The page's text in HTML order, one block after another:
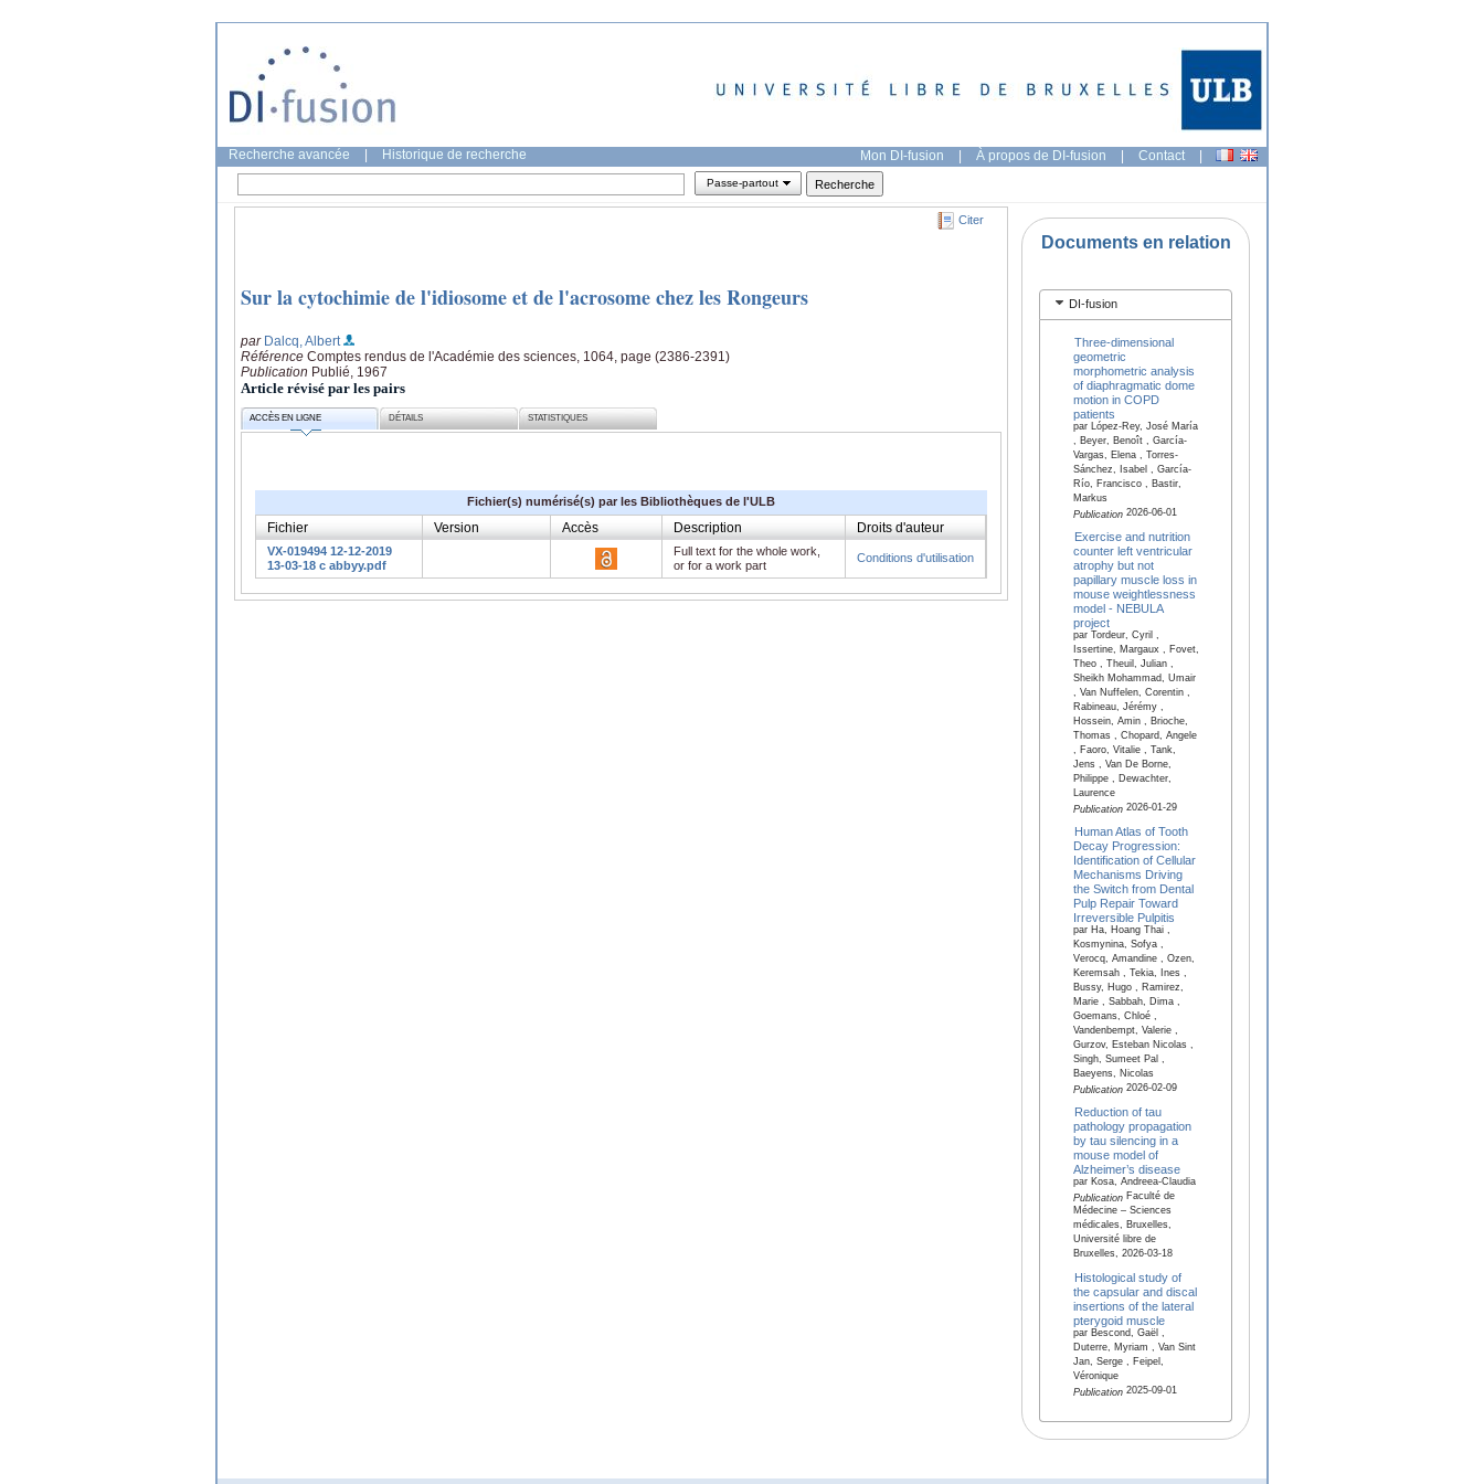
Recherche avancée Historique de recherche Mon DI-fusion | À propos de DI-fusion | Contact |
Passe-partout
Citer
Sur la cytochimie de l'idiosome et de l'acrosome chez les Rongeurs
par Dalcq, Albert
Référence Comptes rendus de l'Académie des sciences, 1064, page (2386-2391)
Publication Publié, 1967
Article révisé par les pairs
ACCÈS EN LIGNE DÉTAILS STATISTIQUES
Fichier(s) numérisé(s) par les Bibliothèques de l'ULB
Fichier Version Accès Description Droits d'auteur
VX-019494 12-12-2019
13-03-18 c abbyy.pdf
Full text for the whole work,
or for a work part
Conditions d'utilisation
Documents en relation
DI-fusion
Three-dimensional
geometric
morphometric analysis
of diaphragmatic dome
motion in COPD
patients
par López-Rey, José María
, Beyer, Benoît , García-
Vargas, Elena , Torres-
Sánchez, Isabel , García-
Río, Francisco , Bastir,
Markus
Publication2026-06-01
Exercise and nutrition
counter left ventricular
atrophy but not
papillary muscle loss in
mouse weightlessness
model - NEBULA
project
par Tordeur, Cyril ,
Issertine, Margaux , Fovet,
Theo , Theuil, Julian ,
Sheikh Mohammad, Umair
, Van Nuffelen, Corentin ,
Rabineau, Jérémy ,
Hossein, Amin , Brioche,
Thomas , Chopard, Angele
, Faoro, Vitalie , Tank,
Jens , Van De Borne,
Philippe , Dewachter,
Laurence
Publication2026-01-29
Human Atlas of Tooth
Decay Progression:
Identification of Cellular
Mechanisms Driving
the Switch from Dental
Pulp Repair Toward
Irreversible Pulpitis
par Ha, Hoang Thai ,
Kosmynina, Sofya ,
Verocq, Amandine , Ozen,
Keremsah , Tekia, Ines ,
Bussy, Hugo , Ramirez,
Marie , Sabbah, Dima ,
Goemans, Chloé ,
Vandenbempt, Valerie ,
Gurzov, Esteban Nicolas ,
Singh, Sumeet Pal ,
Baeyens, Nicolas
Publication2026-02-09
Reduction of tau
pathology propagation
by tau silencing in a
mouse model of
Alzheimer’s disease
par Kosa, Andreea-Claudia
PublicationFaculté de
Médecine – Sciences
médicales, Bruxelles,
Université libre de
Bruxelles, 2026-03-18
Histological study of
the capsular and discal
insertions of the lateral
pterygoid muscle
par Bescond, Gaël ,
Duterre, Myriam , Van Sint
Jan, Serge , Feipel,
Véronique
Publication2025-09-01